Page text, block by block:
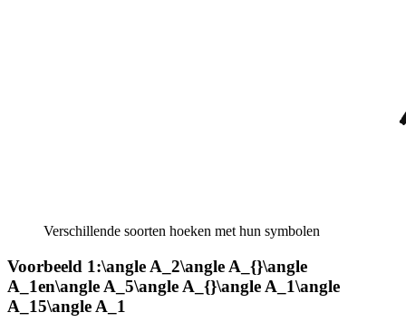
Verschillende soorten hoeken met hun symbolen
Voorbeeld 1:\angle A_2\angle A_{}\angle
A_1en\angle A_5\angle A_{}\angle A_1\angle
A_15\angle A_1